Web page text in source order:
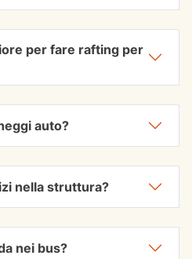
per fare rafting per
auto?
nella struttura?
nei bus?